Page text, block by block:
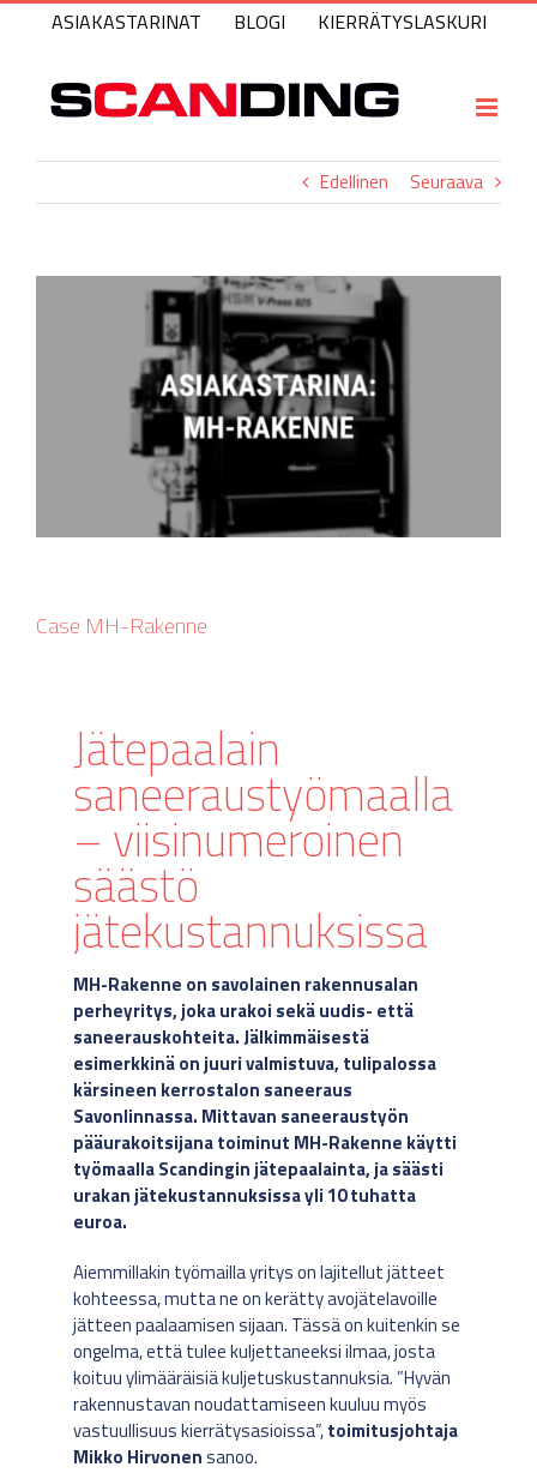
Skip
ASIAKASTARINAT BLOGI KIERRÄTYSLASKURI
Edellinen Seuraava
Case MH-Rakenne
Jätepaalain
saneeraustyömaalla
– viisinumeroinen
säästö
jätekustannuksissa
MH-Rakenne on savolainen rakennusalan
perheyritys, joka urakoi sekä uudis- että
saneerauskohteita. Jälkimmäisestä
esimerkkinä on juuri valmistuva, tulipalossa
kärsineen kerrostalon saneeraus
Savonlinnassa. Mittavan saneeraustyön
pääurakoitsijana toiminut MH-Rakenne käytti
työmaalla Scandingin jätepaalainta, ja säästi
urakan jätekustannuksissa yli 10 tuhatta
euroa.
Aiemmillakin työmailla yritys on lajitellut jätteet
kohteessa, mutta ne on kerätty avojätelavoille
jätteen paalaamisen sijaan. Tässä on kuitenkin se
ongelma, että tulee kuljettaneeksi ilmaa, josta
koituu ylimääräisiä kuljetuskustannuksia. ”Hyvän
rakennustavan noudattamiseen kuuluu myös
vastuullisuus kierrätysasioissa”,toimitusjohtaja
Mikko Hirvonensanoo.